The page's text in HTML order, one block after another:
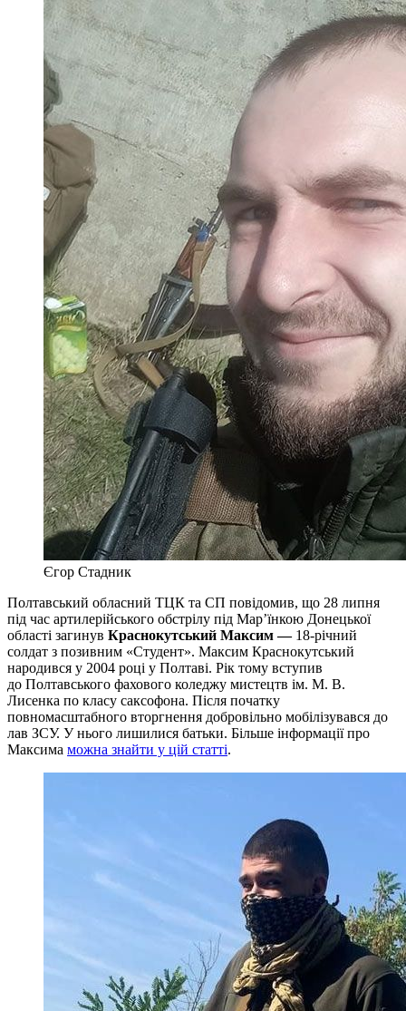
Єгор Стадник
Полтавський обласний ТЦК та СП повідомив, що 28 липня
під час артилерійського обстрілу під Мар’їнкою Донецької
області загинув Краснокутський Максим — 18-річний
солдат з позивним «Cтудент». Максим Краснокутський
народився у 2004 році у Полтаві. Рік тому вступив
до Полтавського фахового коледжу мистецтв ім. М. В.
Лисенка по класу саксофона. Після початку
повномасштабного вторгнення добровільно мобілізувався до
лав ЗСУ. У нього лишилися батьки. Більше інформації про
Максима можна знайти у цій статті.